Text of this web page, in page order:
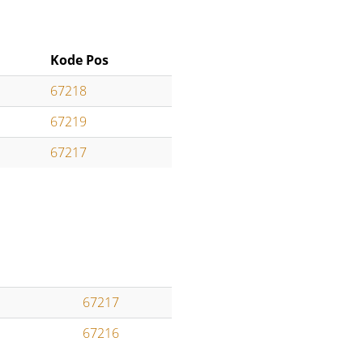
Kode Pos
67218
67219
67217
67217
67216